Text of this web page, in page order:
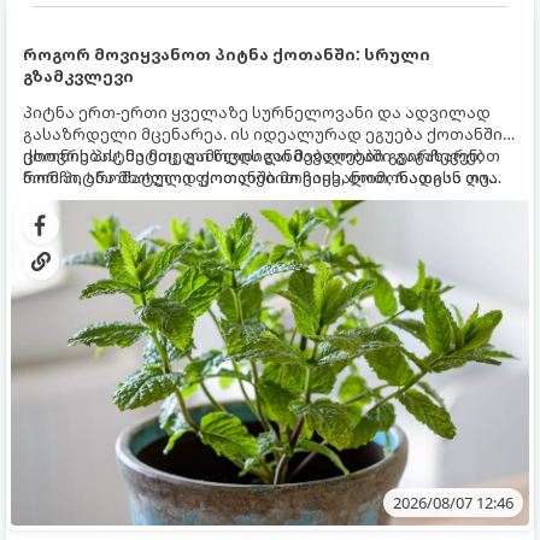
როგორ მოვიყვანოთ პიტნა ქოთანში: სრული
გზამკვლევი
პიტნა ერთ-ერთი ყველაზე სურნელოვანი და ადვილად
გასაზრდელი მცენარეა. ის იდეალურად ეგუება ქოთანში
ცხოვრებას, მეტიც, გამოცდილი მებაღეები გვირჩევენ,
რომ პიტნა მხოლოდ ქოთანში მოვიყვანოთ, რადგან ღია
გრუნტში (ბაღში) დარგვისას ის ფესვებით ძალიან
სწრაფად ვრცელდება და სხვა მცენარეებს ავიწროებს.
ქოთნის პიტნა მთელი წლის განმავლობაში გაგახარებთ
ნორჩი, არომატული ფოთლებით ჩაის, ლიმონათისა თუ
კერძებისთვის.
2026/08/07 12:46